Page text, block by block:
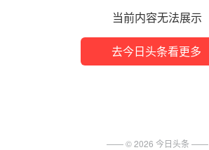
当前内容无法展示
去今日头条看更多
—— ©2026 今日头条 ——